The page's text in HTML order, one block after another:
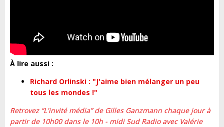
À lire aussi :
Richard Orlinski : "J'aime bien mélanger un peu
tous les mondes !"
Retrovez “L'invité média” de Gilles Ganzmann chaque jour à
partir de 10h00 dans le 10h - midi Sud Radio avec Valérie